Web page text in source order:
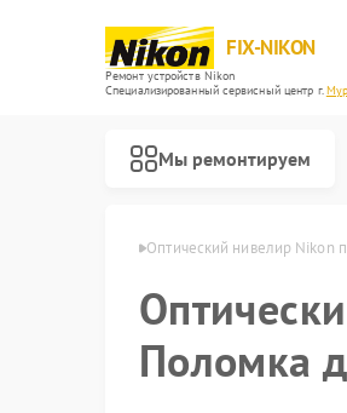
FIX-NIKON
Ремонт устройств Nikon
Специализированный cервисный центр г.
Мы ремонтируем
Nikon в Мурманске Оптический нивелир Nikon
Поломка